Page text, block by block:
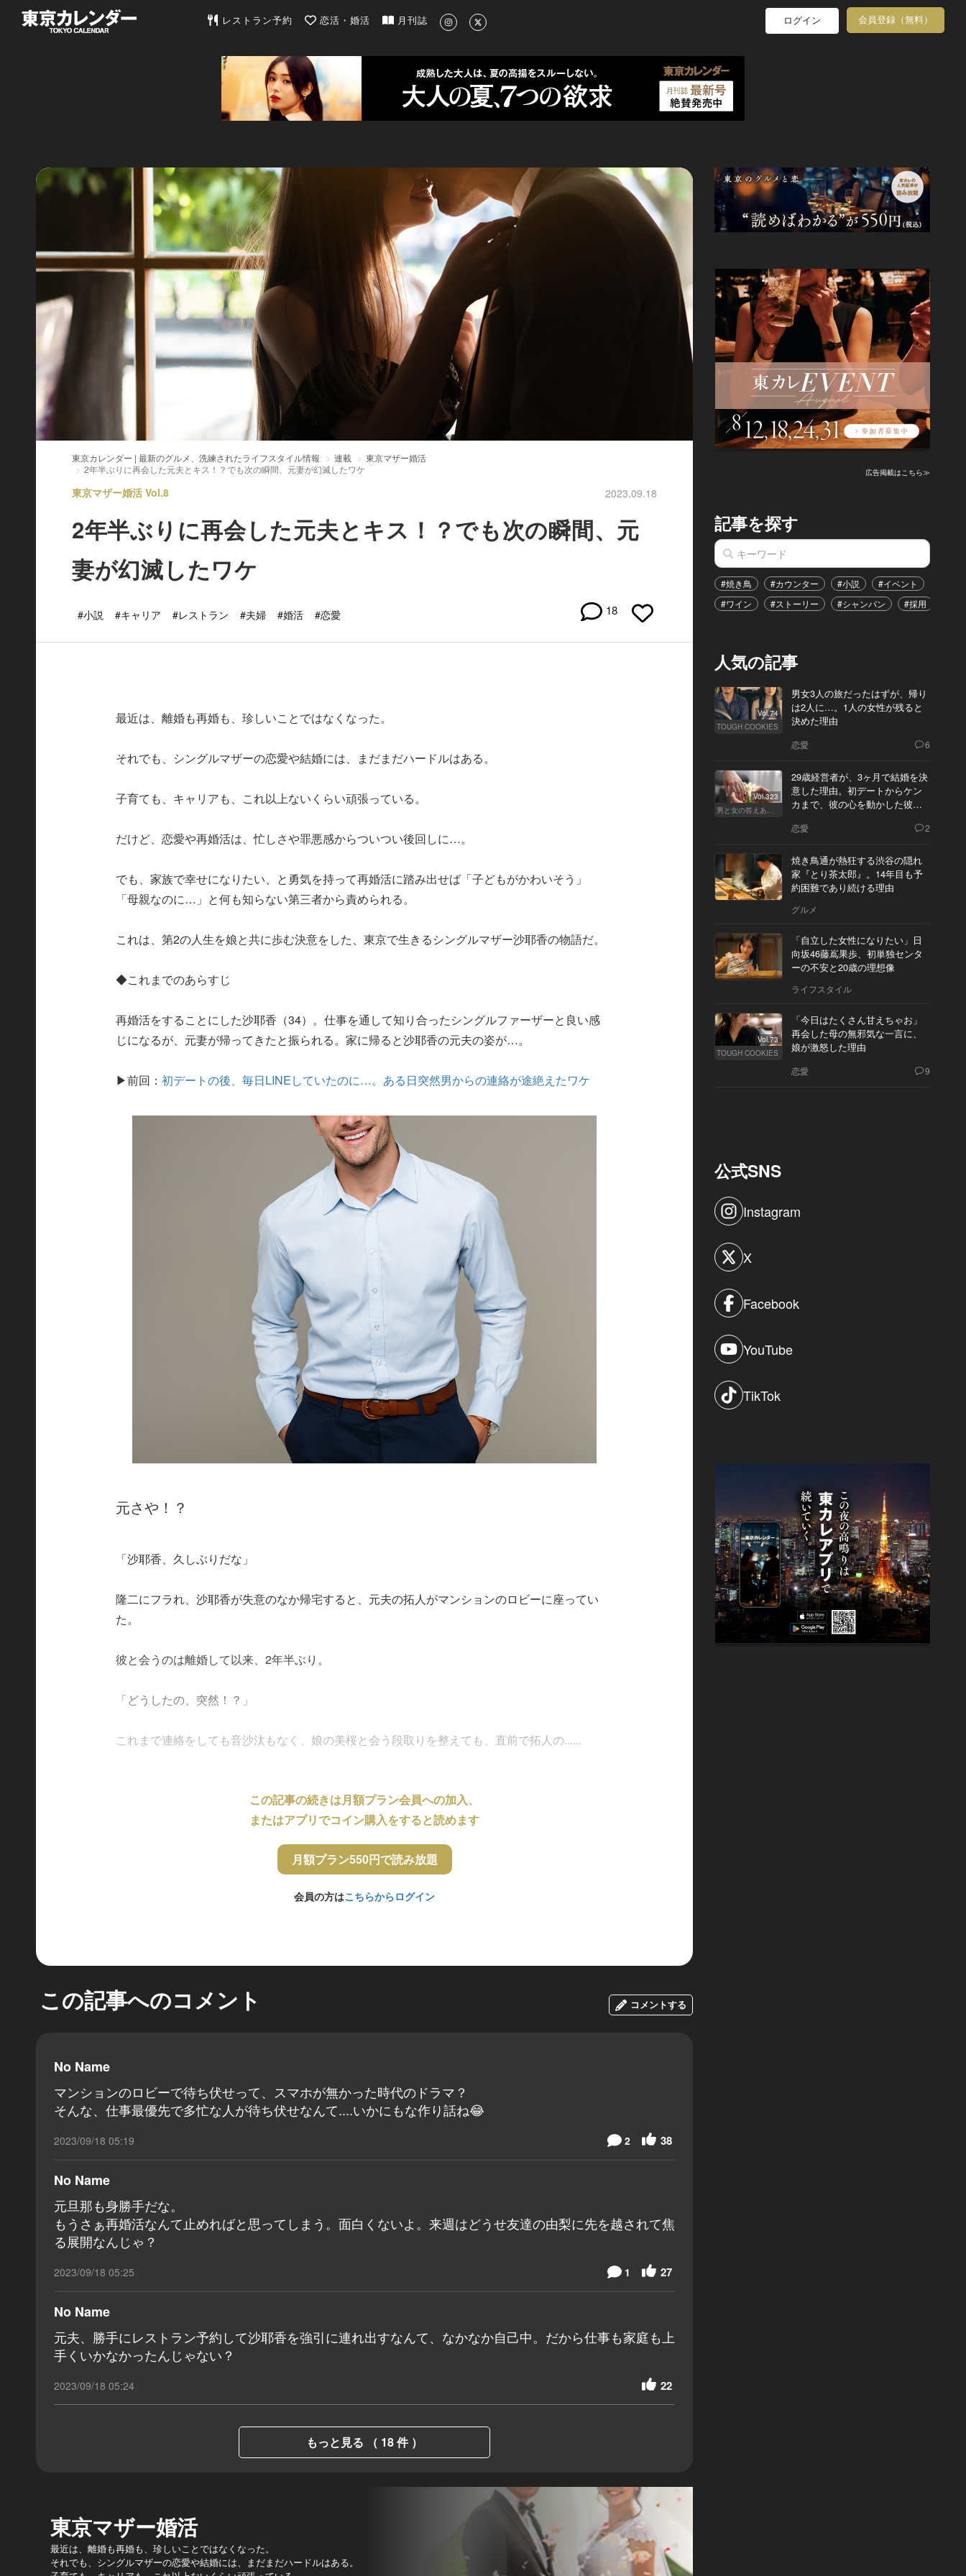
東京カレンダー | 最新のグルメ、洗練されたライフスタイル情報
レストラン予約 恋活・婚活 月刊誌 ログイン 会員登録（無料）
東京カレンダー | 最新のグルメ、洗練されたライフスタイル情報 連載
東京マザー婚活
2年半ぶりに再会した元夫とキス！？でも次の瞬間、元妻が幻滅したワケ
東京マザー婚活 Vol.8 2023.09.18
2年半ぶりに再会した元夫とキス！？でも次の瞬間、元
妻が幻滅したワケ
#小説 #キャリア #レストラン #夫婦 #婚活 #恋愛 18
最近は、離婚も再婚も、珍しいことではなくなった。
それでも、シングルマザーの恋愛や結婚には、まだまだハードルはある。
子育ても、キャリアも、これ以上ないくらい頑張っている。
だけど、恋愛や再婚活は、忙しさや罪悪感からついつい後回しに…。
でも、家族で幸せになりたい、と勇気を持って再婚活に踏み出せば「子どもがかわいそう」
「母親なのに…」と何も知らない第三者から責められる。
これは、第2の人生を娘と共に歩む決意をした、東京で生きるシングルマザー沙耶香の物語だ。
◆これまでのあらすじ
再婚活をすることにした沙耶香（34）。仕事を通して知り合ったシングルファーザーと良い感
じになるが、元妻が帰ってきたと振られる。家に帰ると沙耶香の元夫の姿が…。
▶前回：初デートの後、毎日LINEしていたのに…。ある日突然男からの連絡が途絶えたワケ
元さや！？
「沙耶香、久しぶりだな」
隆二にフラれ、沙耶香が失意のなか帰宅すると、元夫の拓人がマンションのロビーに座ってい
た。
彼と会うのは離婚して以来、2年半ぶり。
「どうしたの、突然！？」
これまで連絡をしても音沙汰もなく、娘の美桜と会う段取りを整えても、直前で拓人の......
この記事の続きは月額プラン会員への加入、
またはアプリでコイン購入をすると読めます
月額プラン550円で読み放題
会員の方はこちらからログイン
この記事へのコメント コメントする
No Name
マンションのロビーで待ち伏せって、スマホが無かった時代のドラマ？
そんな、仕事最優先で多忙な人が待ち伏せなんて....いかにもな作り話ね😂
2023/09/18 05:19 38
2
No Name
元旦那も身勝手だな。
もうさぁ再婚活なんて止めればと思ってしまう。面白くないよ。来週はどうせ友達の由梨に先を越されて焦
る展開なんじゃ？
2023/09/18 05:25 27
1
No Name
元夫、勝手にレストラン予約して沙耶香を強引に連れ出すなんて、なかなか自己中。だから仕事も家庭も上
手くいかなかったんじゃない？
2023/09/18 05:24 22
もっと見る （ 18 件 ）
東京マザー婚活
最近は、離婚も再婚も、珍しいことではなくなった。
それでも、シングルマザーの恋愛や結婚には、まだまだハードルはある。
広告掲載はこちら≫
記事を探す
#焼き鳥 #カウンター #小説 #イベント
#ワイン
#ストーリー #シャンパン #採用
人気の記事
Vol.74
TOUGH COOKIES
男女3人の旅だったはずが、帰り
は2人に…。1人の女性が残ると
決めた理由
恋愛 6
Vol.323
男と女の答えあわせ【Q】
29歳経営者が、3ヶ月で結婚を決
意した理由。初デートからケン
カまで、彼の心を動かした彼女
恋愛 2
焼き鳥通が熱狂する渋谷の隠れ
家『とり茶太郎』。14年目も予
約困難であり続ける理由
グルメ
「自立した女性になりたい」日
向坂46藤嶌果歩、初単独センタ
ーの不安と20歳の理想像
ライフスタイル
Vol.73
TOUGH COOKIES
「今日はたくさん甘えちゃお」
再会した母の無邪気な一言に、
娘が激怒した理由
恋愛 9
公式SNS
Instagram
X
Facebook
YouTube
TikTok